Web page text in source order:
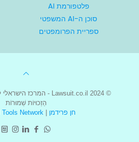
פלטפורמת AI
סוכן ה-AI המשפטי
ספריית הפרומפטים
הַזְכוּיוֹת שְׁמוּרוֹת
חן פרידמן
Network